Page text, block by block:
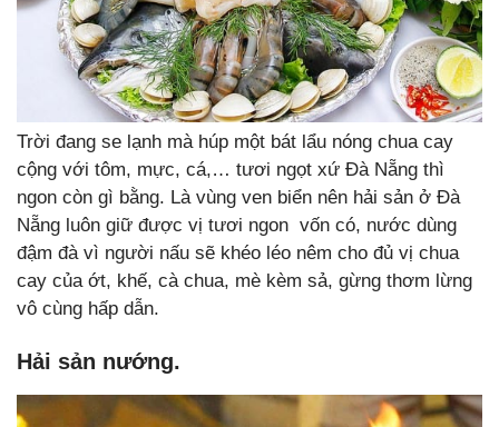
Trời đang se lạnh mà húp một bát lẩu nóng chua cay
cộng với tôm, mực, cá,… tươi ngọt xứ Đà Nẵng thì
ngon còn gì bằng. Là vùng ven biển nên hải sản ở Đà
Nẵng luôn giữ được vị tươi ngon vốn có, nước dùng
đậm đà vì người nấu sẽ khéo léo nêm cho đủ vị chua
cay của ớt, khế, cà chua, mè kèm sả, gừng thơm lừng
vô cùng hấp dẫn.
Hải sản nướng.